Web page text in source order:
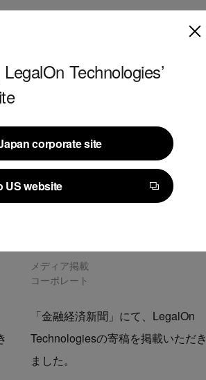
Technologies’
corporate site
corporate site
US website
US website
メディア掲載
コーポレート
「金融経済新聞」にて、LegalOn
Technologiesの寄稿を掲載いただき
ました。